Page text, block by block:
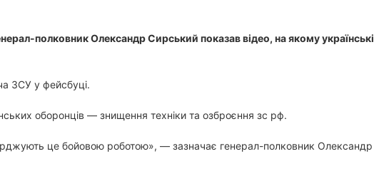
полковник Олександр Сирський показав відео, на якому українські
ЗСУ у фейсбуці.
оборонців — знищення техніки та озброєння зс рф.
це бойовою роботою», — зазначає генерал-полковник Олександр